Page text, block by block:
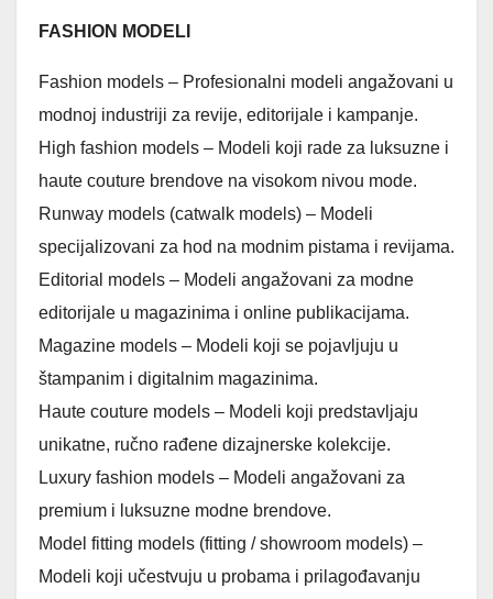
FASHION MODELI
Fashion models – Profesionalni modeli angažovani u
modnoj industriji za revije, editorijale i kampanje.
High fashion models – Modeli koji rade za luksuzne i
haute couture brendove na visokom nivou mode.
Runway models (catwalk models) – Modeli
specijalizovani za hod na modnim pistama i revijama.
Editorial models – Modeli angažovani za modne
editorijale u magazinima i online publikacijama.
Magazine models – Modeli koji se pojavljuju u
štampanim i digitalnim magazinima.
Haute couture models – Modeli koji predstavljaju
unikatne, ručno rađene dizajnerske kolekcije.
Luxury fashion models – Modeli angažovani za
premium i luksuzne modne brendove.
Model fitting models (fitting / showroom models) –
Modeli koji učestvuju u probama i prilagođavanju